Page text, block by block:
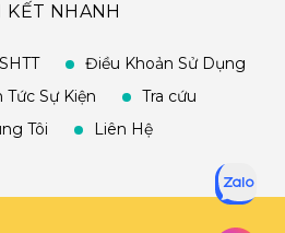
KẾT NHANH
Điều Khoản Sử Dụng
Tức Sự Kiện
Tra cứu
Tôi
Liên Hệ